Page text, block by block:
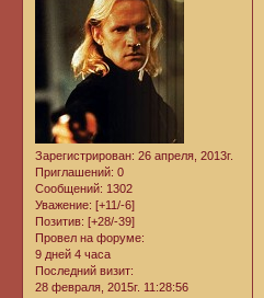
Зарегистрирован: 26 апреля, 2013г.
Приглашений: 0
Сообщений: 1302
Уважение: [+11/-6]
Позитив: [+28/-39]
Провел на форуме:
9 дней 4 часа
Последний визит:
28 февраля, 2015г. 11:28:56